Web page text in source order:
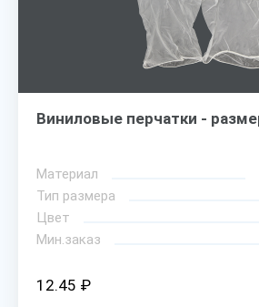
Виниловые перчатки -
Материал
Тип размера
Цвет
Мин.заказ
12.45 ₽